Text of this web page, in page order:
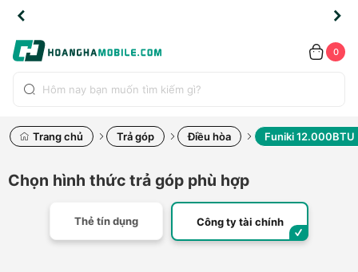
0
Trang chủ Trả góp Điều hòa Funiki 12.000BTU
Chọn hình thức trả góp phù hợp
Thẻ tín dụng Công ty tài chính